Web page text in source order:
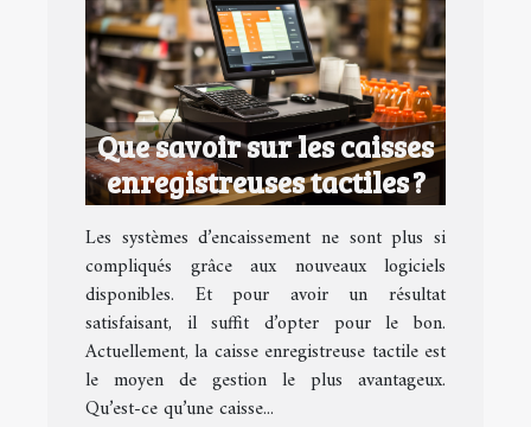
Que savoir sur les caisses
enregistreuses tactiles ?
Les systèmes d’encaissement ne sont plus si
compliqués grâce aux nouveaux logiciels
disponibles. Et pour avoir un résultat
satisfaisant, il suffit d’opter pour le bon.
Actuellement, la caisse enregistreuse tactile est
le moyen de gestion le plus avantageux.
Qu’est-ce qu’une caisse...